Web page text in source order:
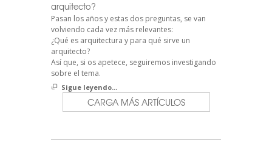
arquitecto?
Pasan los años y estas dos preguntas, se van
volviendo cada vez más relevantes:
¿Qué es arquitectura y para qué sirve un
arquitecto?
Así que, si os apetece, seguiremos investigando
sobre el tema.
Sigue leyendo...
CARGA MÁS ARTÍCULOS